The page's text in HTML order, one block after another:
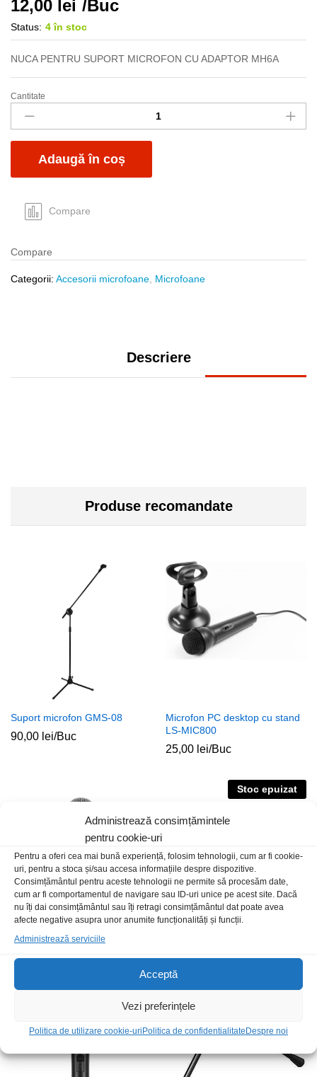
Administrează consimțămintele
pentru cookie-uri
Pentru a oferi cea mai bună experiență, folosim tehnologii, cum ar fi cookie-
uri, pentru a stoca și/sau accesa informațiile despre dispozitive.
Consimțământul pentru aceste tehnologii ne permite să procesăm date,
cum ar fi comportamentul de navigare sau ID-uri unice pe acest site. Dacă
nu îți dai consimțământul sau îți retragi consimțământul dat poate avea
afecte negative asupra unor anumite funcționalități și funcții.
Administrează serviciile
Acceptă
Vezi preferințele
Politica de utilizare cookie-uri Politica de confidentialitate Despre noi
12,00 lei /Buc
Status: 4 în stoc
NUCA PENTRU SUPORT MICROFON CU ADAPTOR MH6A
Suport
microfon
nuca
MH-
quantity
Cantitate
Adaugă în coș
Compare
Compare
Categorii: Accesorii microfoane Microfoane
Descriere
Produse recomandate
Suport microfon GMS-08
90,00 lei/Buc
Microfon PC desktop cu stand
LS-MIC800
25,00 lei/Buc
Microfon DM80 Rebel
Stoc epuizat